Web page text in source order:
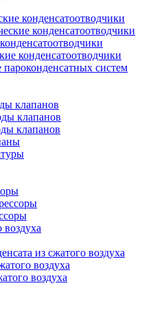
конденсатоотводчики
конденсатоотводчики
конденсатоотводчики
систем
клапанов
клапанов
клапанов
воздуха
из сжатого воздуха
воздуха
воздуха